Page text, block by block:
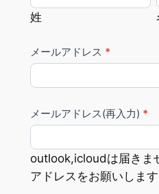
い
合
せ
相
談
｜
（株）
東
姓
メールアドレス *
メールアドレス(再入力) *
outlook,icloudは届きま
アドレスをお願いします
た
が
間
合、
の
フ